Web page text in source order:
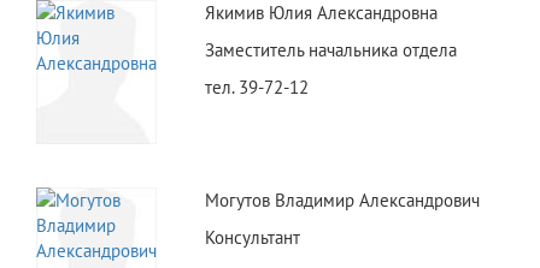
Якимив Юлия Александровна
Заместитель начальника отдела
тел. 39-72-12
Могутов Владимир Александрович
Консультант